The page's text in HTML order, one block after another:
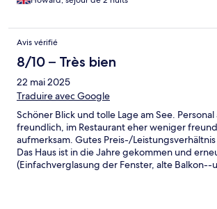
Avis vérifié
8/10 – Très bien
22 mai 2025
Traduire avec Google
Schöner Blick und tolle Lage am See.
freundlich, im Restaurant eher weniger
aufmerksam. Gutes Preis-/
Das Haus ist in die Jahre gekommen und
(Einfachverglasung der Fenster, alte